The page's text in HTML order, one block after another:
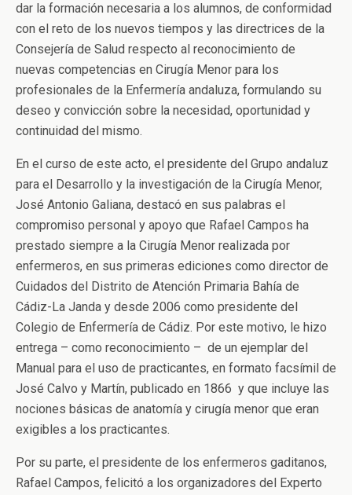
dar la formación necesaria a los alumnos, de conformidad
con el reto de los nuevos tiempos y las directrices de la
Consejería de Salud respecto al reconocimiento de
nuevas competencias en Cirugía Menor para los
profesionales de la Enfermería andaluza, formulando su
deseo y convicción sobre la necesidad, oportunidad y
continuidad del mismo.
En el curso de este acto, el presidente del Grupo andaluz
para el Desarrollo y la investigación de la Cirugía Menor,
José Antonio Galiana, destacó en sus palabras el
compromiso personal y apoyo que Rafael Campos ha
prestado siempre a la Cirugía Menor realizada por
enfermeros, en sus primeras ediciones como director de
Cuidados del Distrito de Atención Primaria Bahía de
Cádiz-La Janda y desde 2006 como presidente del
Colegio de Enfermería de Cádiz. Por este motivo, le hizo
entrega – como reconocimiento – de un ejemplar del
Manual para el uso de practicantes, en formato facsímil de
José Calvo y Martín, publicado en 1866 y que incluye las
nociones básicas de anatomía y cirugía menor que eran
exigibles a los practicantes.
Por su parte, el presidente de los enfermeros gaditanos,
Rafael Campos, felicitó a los organizadores del Experto